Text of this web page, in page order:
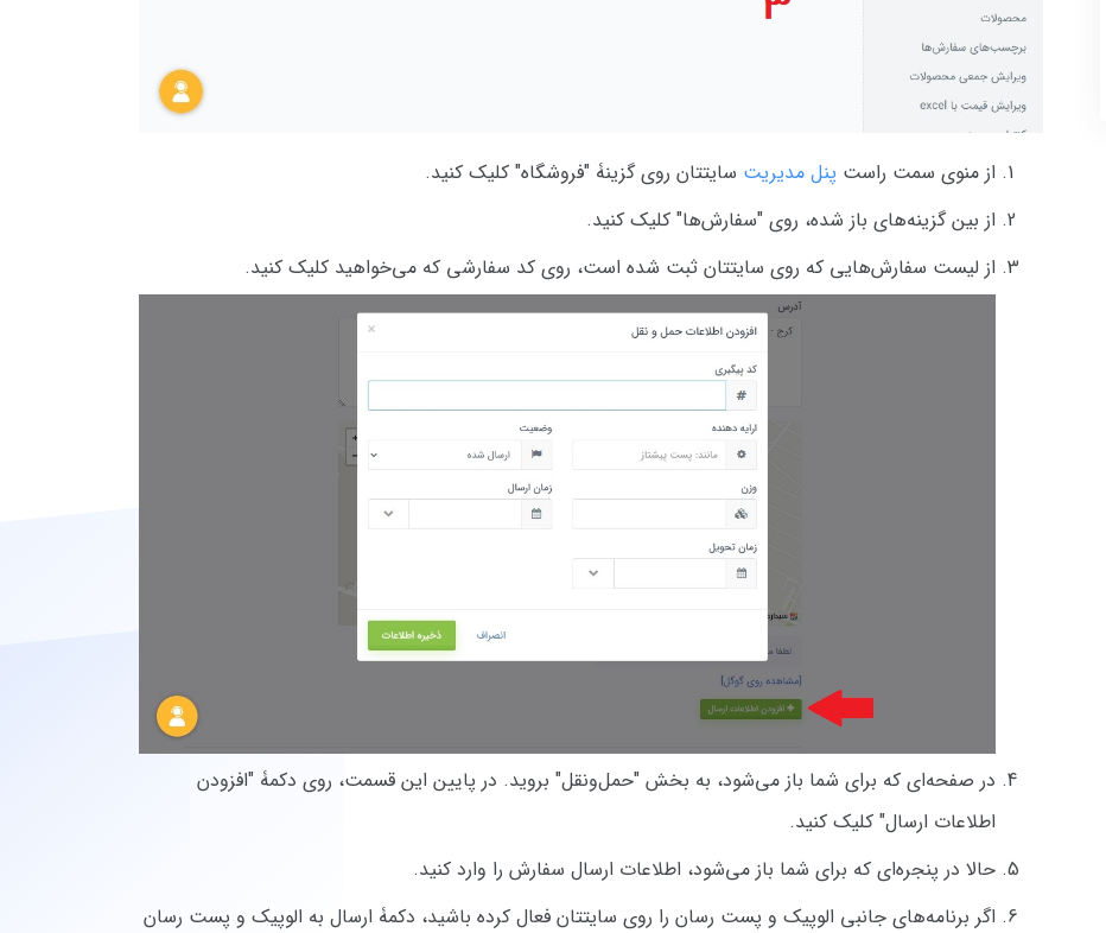
از منوی سمت راست پنل مدیریت سایتتان روی گزینۀ "فروشگاه" کلیک کنید.
از بین گزینه‌های باز شده، روی "سفارش‌ها" کلیک کنید.
از لیست سفارش‌هایی که روی سایتتان ثبت شده است، روی کد سفارشی که می‌خواهید کلیک کنید.
در صفحه‌ای که برای شما باز می‌شود، به بخش "حمل‌و‌نقل" بروید. در پایین این قسمت، روی دکمۀ "افزودن
اطلاعات ارسال" کلیک کنید.
حالا در پنجره‌ای که برای شما باز می‌شود، اطلاعات ارسال سفارش را وارد کنید.
اگر برنامه‌های جانبی الوپیک و پست رسان را روی سایتتان فعال کرده باشید، دکمۀ ارسال به الوپیک و پست رسان